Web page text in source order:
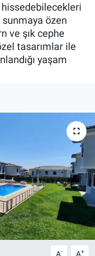
özen
ve şık cephe
tasarımlar ile
yaşam
A- A+